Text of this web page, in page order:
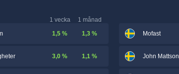
1 vecka
1 månad
1,5 % 1,3 %
3,0 % 1,1 %
Mofast
John Mattson